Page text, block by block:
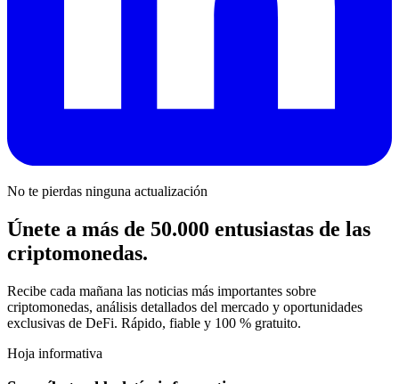
No te pierdas ninguna actualización
Únete a más de 50.000 entusiastas de las
criptomonedas.
Recibe cada mañana las noticias más importantes sobre
criptomonedas, análisis detallados del mercado y oportunidades
exclusivas de DeFi. Rápido, fiable y 100 % gratuito.
Hoja informativa